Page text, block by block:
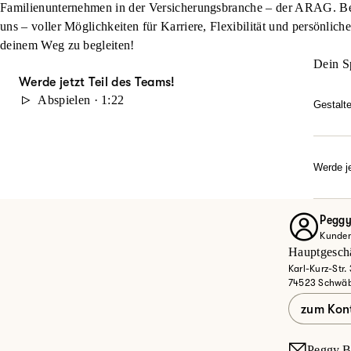
Familienunternehmen in der Versicherungsbranche – der ARAG.
uns – voller Möglichkeiten für Karriere, Flexibilität und
deinem Weg zu begleiten!
Werde jetzt Teil des Teams!
Abspielen · 1:22
Dein
Werde
Karl-Kurz-Str.
74523
zum